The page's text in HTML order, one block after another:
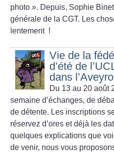
photo ». Depuis, Sophie
générale de la CGT. Les
lentement !
Vie de la
d’été de
dans
Du 13 au 20 août
semaine d’échanges, de
de détente. Les inscriptions
réservez d’ores et déjà les
quelques explications que
de venir, nous vous